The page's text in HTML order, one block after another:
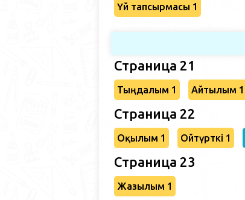
Үй тапсырмасы 1
Страница 21
Тыңдалым 1 Айтылым 1
Страница 22
Оқылым 1 Ойтүрткі 1
Страница 23
Жазылым 1